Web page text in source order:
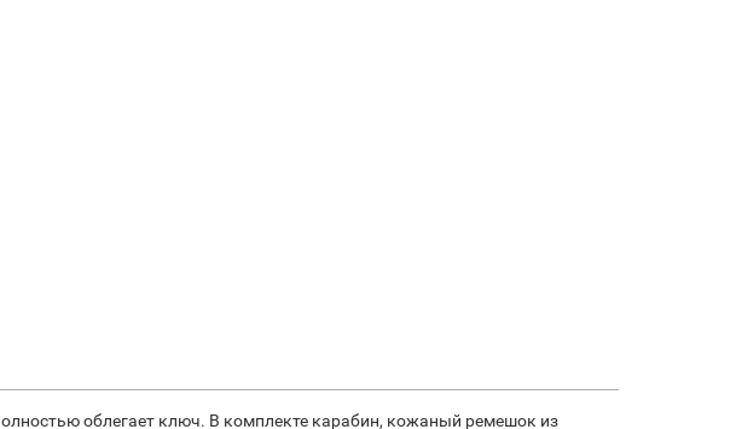
облегает ключ. В комплекте карабин, кожаный ремешок из